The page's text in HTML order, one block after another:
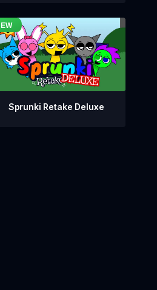
Sprunki Retake Deluxe